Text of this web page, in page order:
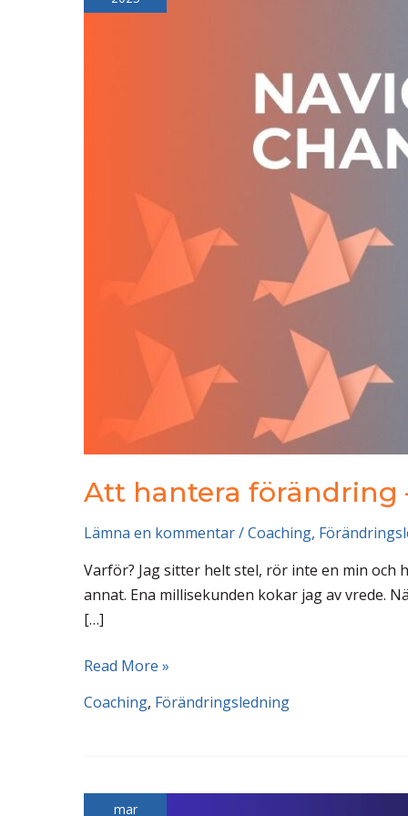
Att hantera förändring
Lämna en kommentar/Coaching,
Varför? Jag sitter helt stel, rör inte en min
annat. Ena millisekunden kokar jag av vrede.
[…]
Att
förändring
Read More »
Coaching, Förändringsledning
mar